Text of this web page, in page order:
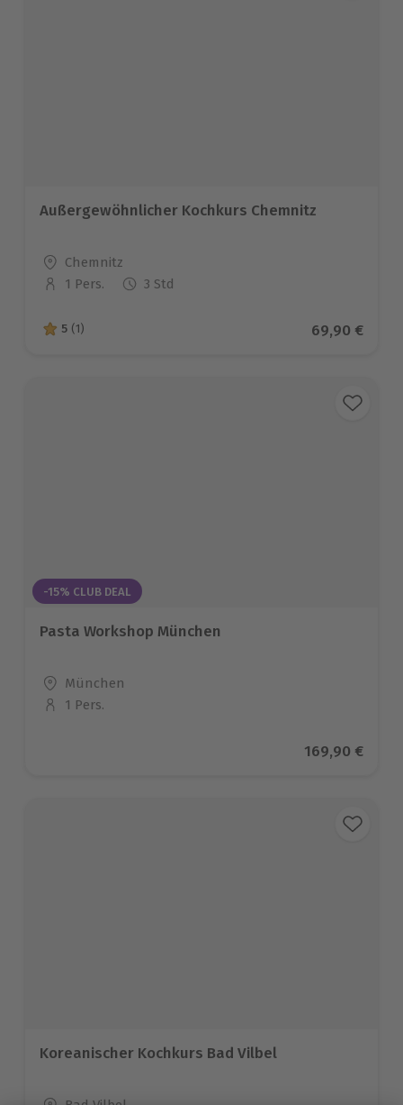
Außergewöhnlicher Kochkurs Chemnitz
Standort
Chemnitz
Anzahl der Teilnehmer
1 Pers. 3 Std
5 von 5 Sternen basierend auf 1 Bewertungen
5 (1) Aktueller
69,90 €
-15% CLUB DEAL
Pasta Workshop München
Standort
München
Anzahl der Teilnehmer
1 Pers.
Aktueller
169,90 €
Koreanischer Kochkurs Bad Vilbel